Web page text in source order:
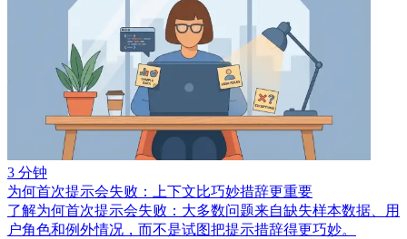
3 分钟
为何首次提示会失败：上下文比巧妙措辞更重要
了解为何首次提示会失败：大多数问题来自缺失样本数据、用
户角色和例外情况，而不是试图把提示措辞得更巧妙。